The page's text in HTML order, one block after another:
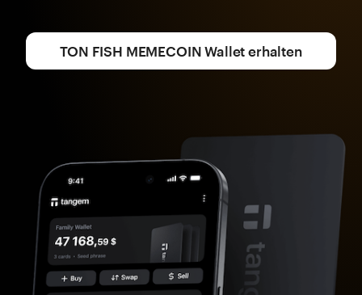
TON FISH MEMECOIN Wallet erhalten